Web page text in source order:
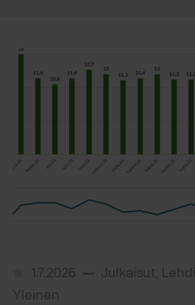
1.7.2026
Julkaisut,
Yleinen